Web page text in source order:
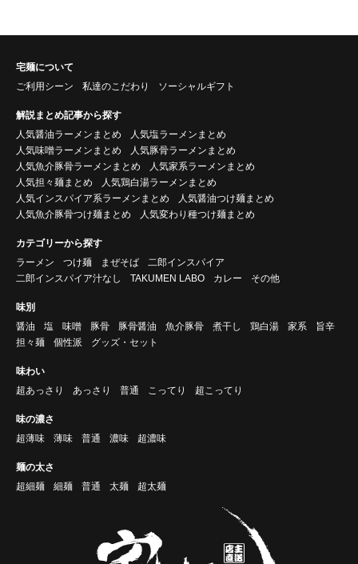
宅麺について
ご利用シーン
私達のこだわり ソーシャルギフト
解説まとめ記事から探す
人気醤油ラーメンまとめ
人気塩ラーメンまとめ
人気味噌ラーメンまとめ
人気豚骨ラーメンまとめ
人気魚介豚骨ラーメンまとめ
人気家系ラーメンまとめ
人気担々麺まとめ
人気鶏白湯ラーメンまとめ
人気インスパイア系ラーメンまとめ
人気醤油つけ麺まとめ
人気魚介豚骨つけ麺まとめ
人気変わり種つけ麺まとめ
カテゴリーから探す
ラーメン
つけ麺 まぜそば
二郎インスパイア
二郎インスパイア汁なし
TAKUMEN LABO カレー その他
味別
醤油
塩 味噌 豚骨 豚骨醤油 魚介豚骨 煮干し 鶏白湯 家系
旨辛
担々麺
個性派 グッズ・セット
味わい
超あっさり
あっさり 普通 こってり 超こってり
味の濃さ
超薄味
薄味 普通 濃味 超濃味
麺の太さ
超細麺
細麺 普通 太麺 超太麺